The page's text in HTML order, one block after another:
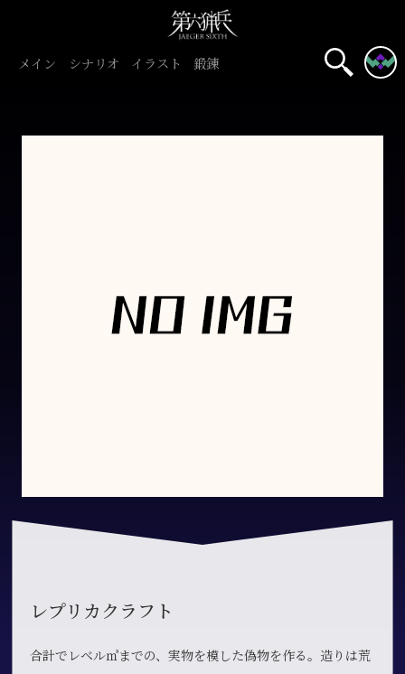
メイン シナリオ イラスト 鍛錬
レプリカクラフト
合計でレベル㎥までの、実物を模した偽物を作る。造りは荒